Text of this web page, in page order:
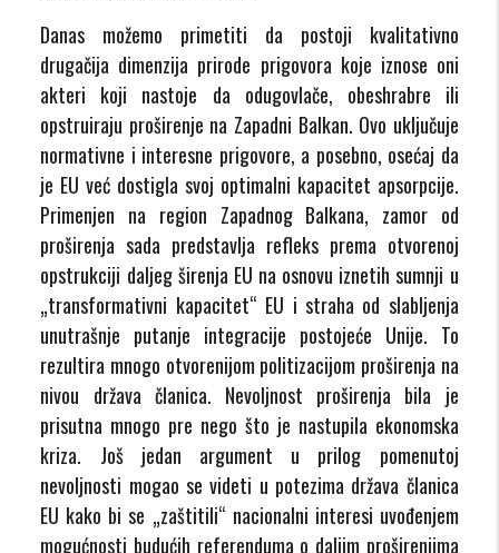
Danas možemo primetiti da postoji kvalitativno
drugačija dimenzija prirode prigovora koje iznose oni
akteri koji nastoje da odugovlače, obeshrabre ili
opstruiraju proširenje na Zapadni Balkan. Ovo uključuje
normativne i interesne prigovore, a posebno, osećaj da
je EU već dostigla svoj optimalni kapacitet apsorpcije.
Primenjen na region Zapadnog Balkana, zamor od
proširenja sada predstavlja refleks prema otvorenoj
opstrukciji daljeg širenja EU na osnovu iznetih sumnji u
„transformativni kapacitet“ EU i straha od slabljenja
unutrašnje putanje integracije postojeće Unije. To
rezultira mnogo otvorenijom politizacijom proširenja na
nivou država članica. Nevoljnost proširenja bila je
prisutna mnogo pre nego što je nastupila ekonomska
kriza. Još jedan argument u prilog pomenutoj
nevoljnosti mogao se videti u potezima država članica
EU kako bi se „zaštitili“ nacionalni interesi uvođenjem
mogućnosti budućih referenduma o daljim proširenjima